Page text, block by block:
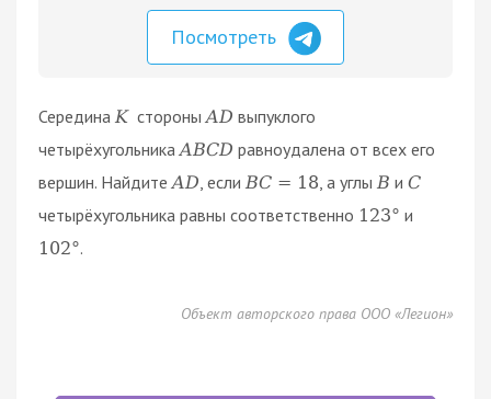
Посмотреть
Середина K стороны AD выпуклого
четырёхугольника ABCD равноудалена от всех его
вершин. Найдите AD , если BC = 18 , а углы B иC
четырёхугольника равны соответственно 123° и
102°.
Объект авторского права ООО «Легион»